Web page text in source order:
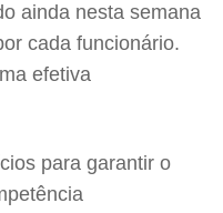
ainda nesta semana
cada funcionário.
efetiva
para garantir o